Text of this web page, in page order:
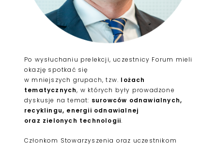
Po wysłuchaniu prelekcji, uczestnicy Forum mieli
okazję spotkać się
w mniejszych grupach, tzw. lożach
tematycznych, w których były prowadzone
dyskusje na temat: surowców odnawialnych,
recyklingu, energii odnawialnej
oraz zielonych technologii.
Członkom Stowarzyszenia oraz uczestnikom